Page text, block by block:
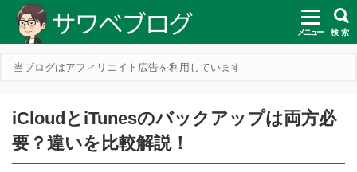
メニュー 検 索
当ブログはアフィリエイト広告を利用しています
iCloudとiTunesのバックアップは両方必
要？違いを比較解説！